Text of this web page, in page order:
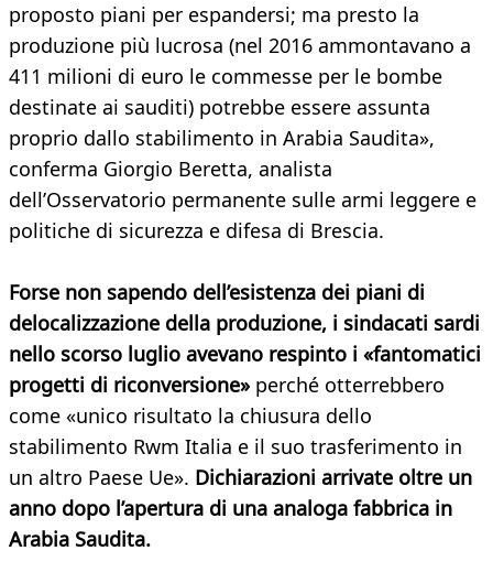
proposto piani per espandersi; ma presto la
produzione più lucrosa (nel 2016 ammontavano a
411 milioni di euro le commesse per le bombe
destinate ai sauditi) potrebbe essere assunta
proprio dallo stabilimento in Arabia Saudita»,
conferma Giorgio Beretta, analista
dell’Osservatorio permanente sulle armi leggere e
politiche di sicurezza e difesa di Brescia.
Forse non sapendo dell’esistenza dei piani di
delocalizzazione della produzione, i sindacati sardi
nello scorso luglio avevano respinto i «fantomatici
progetti di riconversione» perché otterrebbero
come «unico risultato la chiusura dello
stabilimento Rwm Italia e il suo trasferimento in
un altro Paese Ue». Dichiarazioni arrivate oltre un
anno dopo l’apertura di una analoga fabbrica in
Arabia Saudita.